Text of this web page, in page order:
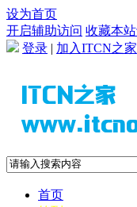
设为首页
开启辅助访问 收藏本站
登录 | 加入ITCN之家
首页